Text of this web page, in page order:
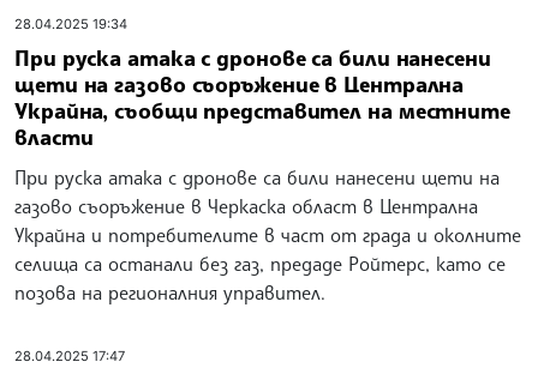
28.04.2025 19:34
При руска атака с дронове са били нанесени
щети на газово съоръжение в Централна
Украйна, съобщи представител на местните
власти
При руска атака с дронове са били нанесени щети на
газово съоръжение в Черкаска област в Централна
Украйна и потребителите в част от града и околните
селища са останали без газ, предаде Ройтерс, като се
позова на регионалния управител.
28.04.2025 17:47